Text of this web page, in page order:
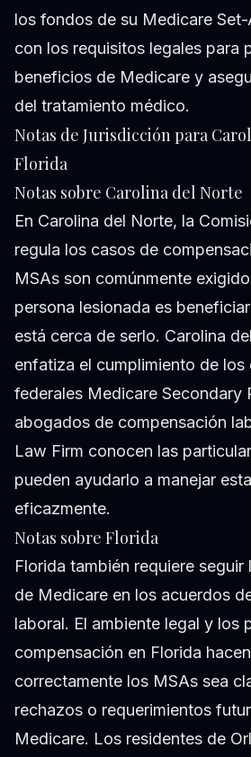
los fondos de su Medicare
con los requisitos legales para
beneficios de Medicare y
del tratamiento médico.
Notas de Jurisdicción para
Florida
Notas sobre Carolina del Norte
En Carolina del Norte, la
regula los casos de
MSAs son comúnmente
persona lesionada es
está cerca de serlo. Carolina
enfatiza el cumplimiento de los
federales Medicare Secondary
abogados de compensación
Law Firm conocen las
pueden ayudarlo a manejar
eficazmente.
Notas sobre Florida
Florida también requiere seguir
de Medicare en los acuerdos
laboral. El ambiente legal y los
compensación en Florida
correctamente los MSAs sea
rechazos o requerimientos
Medicare. Los residentes de